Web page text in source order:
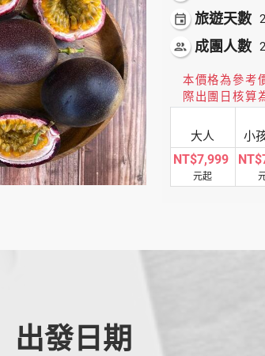
event
旅遊天數 2
people 成團人數
本價格為參考
際出團日核算
大人 小
NT$7,999
元起
出發日期